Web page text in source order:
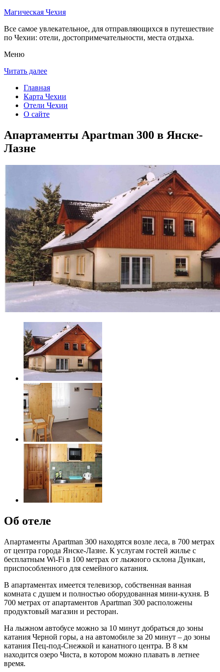
Магическая Чехия
Все самое увлекательное, для отправляющихся в путешествие
по Чехии: отели, достопримечательности, места отдыха.
Меню
Читать далее
Главная
Карта Чехии
Отели Чехии
О сайте
Апартаменты Apartman 300 в Янске-
Лазне
Об отеле
Апартаменты Apartman 300 находятся возле леса, в 700 метрах
от центра города Янске-Лазне. К услугам гостей жилье с
бесплатным Wi-Fi в 100 метрах от лыжного склона Дункан,
приспособленного для семейного катания.
В апартаментах имеется телевизор, собственная ванная
комната с душем и полностью оборудованная мини-кухня. В
700 метрах от апартаментов Apartman 300 расположены
продуктовый магазин и ресторан.
На лыжном автобусе можно за 10 минут добраться до зоны
катания Черной горы, а на автомобиле за 20 минут – до зоны
катания Пец-под-Снежкой и канатного центра. В 8 км
находится озеро Чиста, в котором можно плавать в летнее
время.